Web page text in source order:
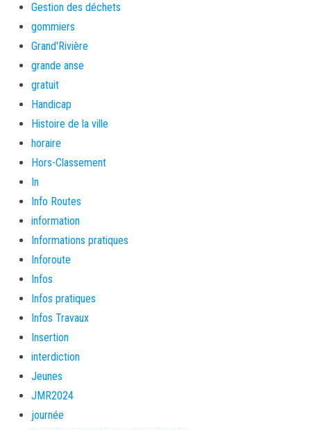
Gestion des déchets
gommiers
Grand'Rivière
grande anse
gratuit
Handicap
Histoire de la ville
horaire
Hors-Classement
In
Info Routes
information
Informations pratiques
Inforoute
Infos
Infos pratiques
Infos Travaux
Insertion
interdiction
Jeunes
JMR2024
journée